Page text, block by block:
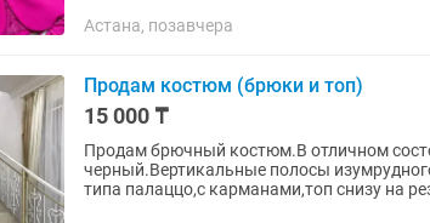
Астана, позавчера
Продам костюм (брюки и топ)
15 000 ₸
Продам брючный костюм.В отличном
черный.Вертикальные полосы
типа палаццо,с карманами,топ снизу на